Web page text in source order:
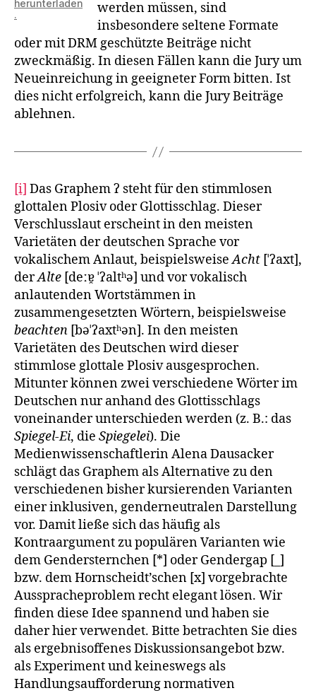
herunterladen
.
werden müssen, sind
insbesondere seltene Formate
oder mit DRM geschützte Beiträge nicht
zweckmäßig. In diesen Fällen kann die Jury um
Neueinreichung in geeigneter Form bitten. Ist
dies nicht erfolgreich, kann die Jury Beiträge
ablehnen.
[i] Das Graphem ʔ steht für den stimmlosen
glottalen Plosiv oder Glottisschlag. Dieser
Verschlusslaut erscheint in den meisten
Varietäten der deutschen Sprache vor
vokalischem Anlaut, beispielsweiseAcht [ˈʔaxt],
derAlte [deːɐ̯ ˈʔaltʰə] und vor vokalisch
anlautenden Wortstämmen in
zusammengesetzten Wörtern, beispielsweise
beachten [bəˈʔaxtʰən]. In den meisten
Varietäten des Deutschen wird dieser
stimmlose glottale Plosiv ausgesprochen.
Mitunter können zwei verschiedene Wörter im
Deutschen nur anhand des Glottisschlags
voneinander unterschieden werden (z. B.: das
Spiegel-Ei, die Spiegelei). Die
Medienwissenschaftlerin Alena Dausacker
schlägt das Graphem als Alternative zu den
verschiedenen bisher kursierenden Varianten
einer inklusiven, genderneutralen Darstellung
vor. Damit ließe sich das häufig als
Kontraargument zu populären Varianten wie
dem Gendersternchen [*] oder Gendergap [_]
bzw. dem Hornscheidt’schen [x] vorgebrachte
Ausspracheproblem recht elegant lösen. Wir
finden diese Idee spannend und haben sie
daher hier verwendet. Bitte betrachten Sie dies
als ergebnisoffenes Diskussionsangebot bzw.
als Experiment und keineswegs als
Handlungsaufforderung normativen